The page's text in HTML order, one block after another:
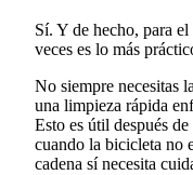
Sí. Y de hecho, para
veces es lo más
No siempre necesitas
una limpieza rápida
Esto es útil después
cuando la bicicleta no
cadena sí necesita